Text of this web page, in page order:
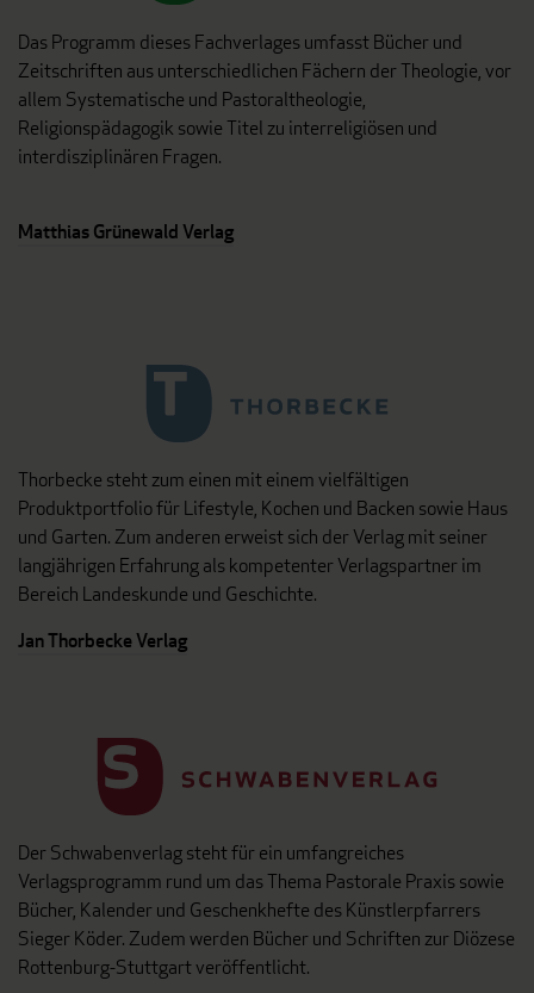
Das Programm dieses Fachverlages umfasst Bücher und
Zeitschriften aus unterschiedlichen Fächern der Theologie, vor
allem Systematische und Pastoraltheologie,
Religionspädagogik sowie Titel zu interreligiösen und
interdisziplinären Fragen.
Matthias Grünewald Verlag
Thorbecke steht zum einen mit einem vielfältigen
Produktportfolio für Lifestyle, Kochen und Backen sowie Haus
und Garten. Zum anderen erweist sich der Verlag mit seiner
langjährigen Erfahrung als kompetenter Verlagspartner im
Bereich Landeskunde und Geschichte.
Jan Thorbecke Verlag
Der Schwabenverlag steht für ein umfangreiches
Verlagsprogramm rund um das Thema Pastorale Praxis sowie
Bücher, Kalender und Geschenkhefte des Künstlerpfarrers
Sieger Köder. Zudem werden Bücher und Schriften zur Diözese
Rottenburg-Stuttgart veröffentlicht.